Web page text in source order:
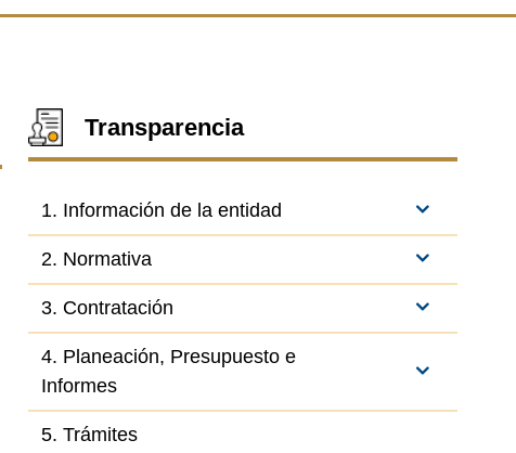
Transparencia
1. Información de la entidad
2. Normativa
3. Contratación
4. Planeación, Presupuesto e
Informes
5. Trámites